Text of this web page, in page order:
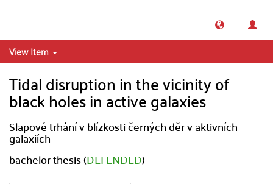
View Item
Tidal disruption in the vicinity of
black holes in active galaxies
Slapové trhání v blízkosti černých děr v aktivních
galaxiích
bachelor thesis (DEFENDED)